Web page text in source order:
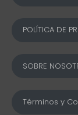
POLÍTICA DE
SOBRE
Términos y